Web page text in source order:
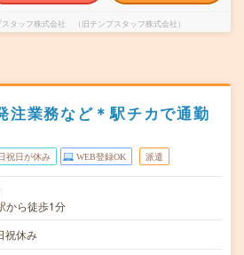
タッフ株式会社 （旧テンプスタッフ株式会社）
注業務など＊駅チカで通勤
祝日が休み WEB登録OK 派遣
から徒歩1分
祝休み